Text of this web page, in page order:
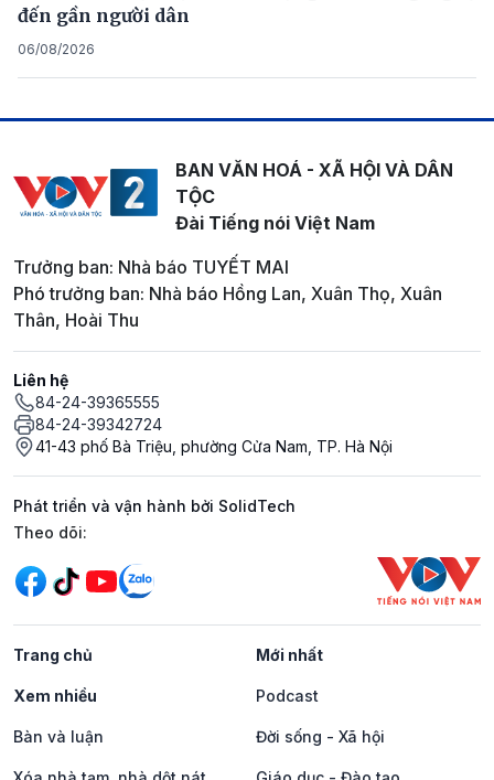
đến gần người dân
06/08/2026
BAN VĂN HOÁ - XÃ HỘI VÀ DÂN
TỘC
Đài Tiếng nói Việt Nam
Trưởng ban: Nhà báo TUYẾT MAI
Phó trưởng ban: Nhà báo Hồng Lan, Xuân Thọ, Xuân
Thân, Hoài Thu
Liên hệ
84-24-39365555
84-24-39342724
41-43 phố Bà Triệu, phường Cửa Nam, TP. Hà Nội
Phát triển và vận hành bởi SolidTech
Mạng xã hội
Theo dõi:
Trang chủ Mới nhất
Xem nhiều Podcast
Bàn và luận Đời sống - Xã hội